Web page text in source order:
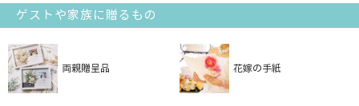
ゲストや家族に贈るもの
両親贈呈品 花嫁の手紙